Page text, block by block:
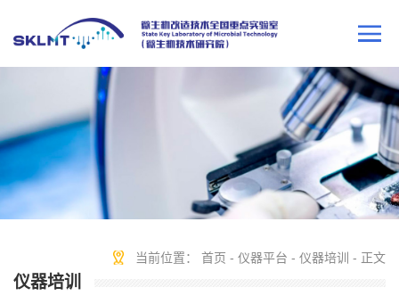
当前位置： 首页 - 仪器平台 - 仪器培训 - 正文
仪器培训